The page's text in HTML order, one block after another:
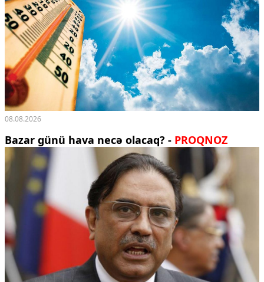
08.08.2026
Bazar günü hava necə olacaq? - PROQNOZ